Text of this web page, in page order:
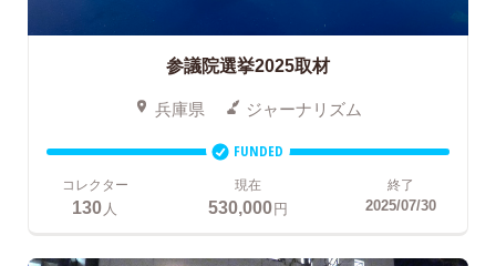
参議院選挙2025取材
兵庫県 ジャーナリズム
FUNDED
コレクター
130 人
現在
530,000円
終了
2025/07/30